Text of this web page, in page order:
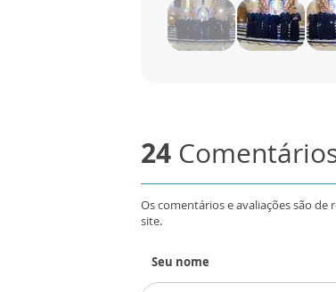
24
Os comentários e avaliações são
site.
Seu nome